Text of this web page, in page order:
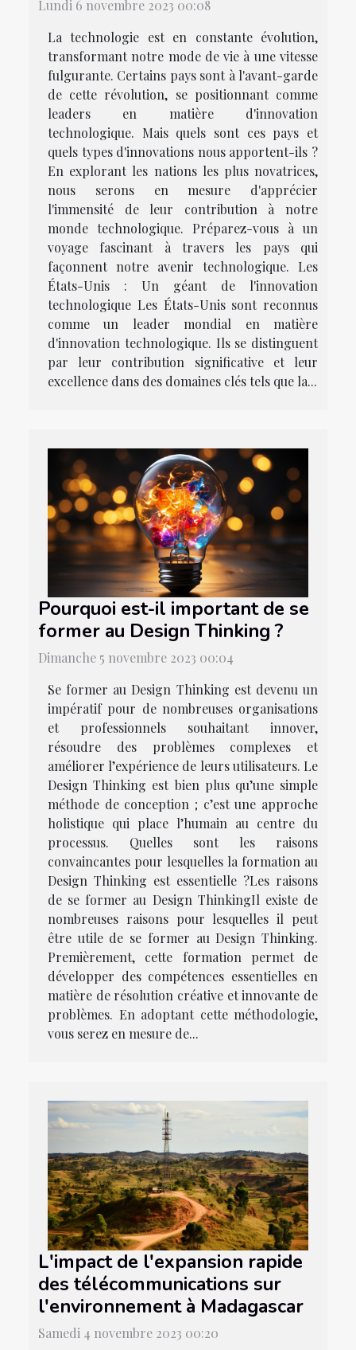
Lundi 6 novembre 2023 00:08
La technologie est en constante évolution,
transformant notre mode de vie à une vitesse
fulgurante. Certains pays sont à l'avant-garde
de cette révolution, se positionnant comme
leaders en matière d'innovation
technologique. Mais quels sont ces pays et
quels types d'innovations nous apportent-ils ?
En explorant les nations les plus novatrices,
nous serons en mesure d'apprécier
l'immensité de leur contribution à notre
monde technologique. Préparez-vous à un
voyage fascinant à travers les pays qui
façonnent notre avenir technologique. Les
États-Unis : Un géant de l'innovation
technologique Les États-Unis sont reconnus
comme un leader mondial en matière
d'innovation technologique. Ils se distinguent
par leur contribution significative et leur
excellence dans des domaines clés tels que la...
Pourquoi est-il important de se
former au Design Thinking ?
Dimanche 5 novembre 2023 00:04
Se former au Design Thinking est devenu un
impératif pour de nombreuses organisations
et professionnels souhaitant innover,
résoudre des problèmes complexes et
améliorer l’expérience de leurs utilisateurs. Le
Design Thinking est bien plus qu’une simple
méthode de conception ; c’est une approche
holistique qui place l’humain au centre du
processus. Quelles sont les raisons
convaincantes pour lesquelles la formation au
Design Thinking est essentielle ?Les raisons
de se former au Design ThinkingIl existe de
nombreuses raisons pour lesquelles il peut
être utile de se former au Design Thinking.
Premièrement, cette formation permet de
développer des compétences essentielles en
matière de résolution créative et innovante de
problèmes. En adoptant cette méthodologie,
vous serez en mesure de...
L'impact de l'expansion rapide
des télécommunications sur
l'environnement à Madagascar
Samedi 4 novembre 2023 00:20